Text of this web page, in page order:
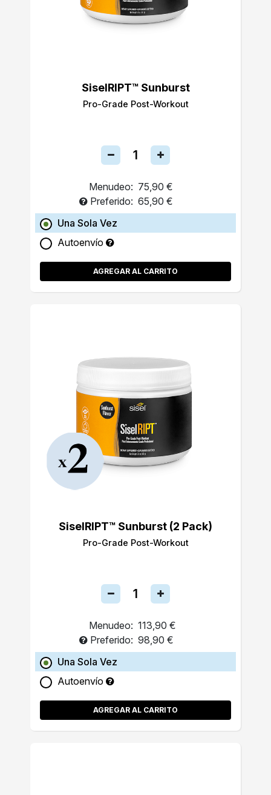
SiselRIPT™ Sunburst
Pro-Grade Post-Workout
Menudeo: 75,90 €
Preferido: 65,90 €
Una Sola Vez
Autoenvío
AGREGAR AL CARRITO
SiselRIPT™ Sunburst (2 Pack)
Pro-Grade Post-Workout
Menudeo: 113,90 €
Preferido: 98,90 €
Una Sola Vez
Autoenvío
AGREGAR AL CARRITO